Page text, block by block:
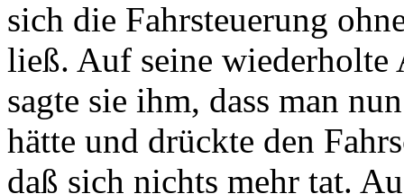
sich die Fahrsteuerung
ließ. Auf seine
sagte sie ihm, dass man
hätte und drückte den
daß sich nichts mehr tat.